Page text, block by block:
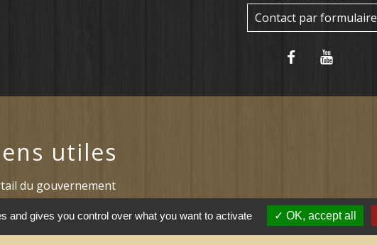
Contact par formulaire
utiles
du gouvernement
du travail saisonnier (Grand
and gives you control over what you want to activate OK, accept all